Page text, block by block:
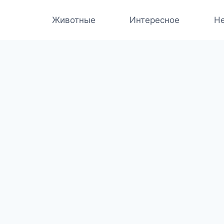
Животные Интересное